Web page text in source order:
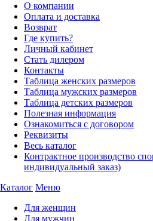
О компании
Оплата и доставка
Возврат
Где купить?
Личный кабинет
Стать дилером
Контакты
Таблица женских размеров
Таблица мужских размеров
Таблица детских размеров
Полезная информация
Ознакомиться с договором
Реквизиты
Весь каталог
Контрактное производство
индивидуальный заказ)
Каталог Меню
Для женщин
Для мужчин